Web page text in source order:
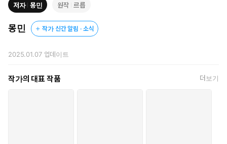
그런데 왜일까. 시간이 지날수록 보듬이 자꾸만 꿈에 나오고 저 맹
한 얼굴을 못 보면 미칠것만 같다.
그래서 고민 끝에, 보듬에게 고백할 기회를 주기로 했다.
“내 스포츠 마사지 대회 모델이 되어줘.”
저자 몽민 원작 르릅
몽민 작가 신간 알림 · 소식
2025.01.07업데이트
작가의 대표 작품 더보기